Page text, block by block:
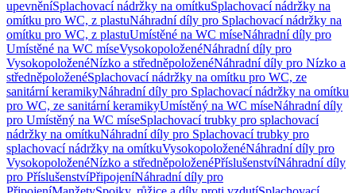
upevněníSplachovací nádržky na omítkuSplachovací nádržky na
omítku pro WC, z plastuNáhradní díly pro Splachovací nádržky na
omítku pro WC, z plastuUmístěné na WC míseNáhradní díly pro
Umístěné na WC míseVysokopoloženéNáhradní díly pro
VysokopoloženéNízko a středněpoloženéNáhradní díly pro Nízko a
středněpoloženéSplachovací nádržky na omítku pro WC, ze
sanitární keramikyNáhradní díly pro Splachovací nádržky na omítku
pro WC, ze sanitární keramikyUmístěný na WC míseNáhradní díly
pro Umístěný na WC míseSplachovací trubky pro splachovací
nádržky na omítkuNáhradní díly pro Splachovací trubky pro
splachovací nádržky na omítkuVysokopoloženéNáhradní díly pro
VysokopoloženéNízko a středněpoloženéPříslušenstvíNáhradní díly
pro PříslušenstvíPřipojeníNáhradní díly pro